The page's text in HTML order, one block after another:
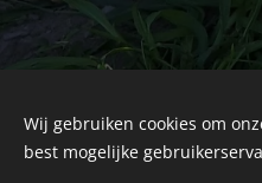
Wij gebruiken cookies om
best mogelijke